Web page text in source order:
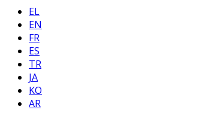
EL
EN
FR
ES
TR
JA
KO
AR